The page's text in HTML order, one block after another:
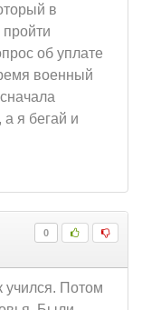
в
об уплате
военный
а я бегай и
0
учился. Потом